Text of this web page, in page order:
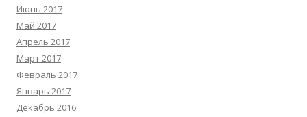
Июнь 2017
Май 2017
Апрель 2017
Март 2017
Февраль 2017
Январь 2017
Декабрь 2016